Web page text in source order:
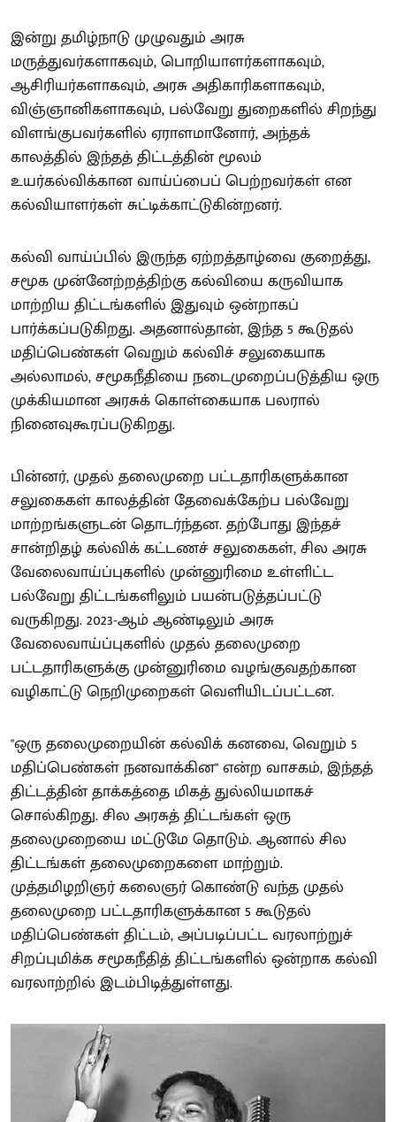
இன்று தமிழ்நாடு முழுவதும் அரசு
மருத்துவர்களாகவும், பொறியாளர்களாகவும்,
ஆசிரியர்களாகவும், அரசு அதிகாரிகளாகவும்,
விஞ்ஞானிகளாகவும், பல்வேறு துறைகளில் சிறந்து
விளங்குபவர்களில் ஏராளமானோர், அந்தக்
காலத்தில் இந்தத் திட்டத்தின் மூலம்
உயர்கல்விக்கான வாய்ப்பைப் பெற்றவர்கள் என
கல்வியாளர்கள் சுட்டிக்காட்டுகின்றனர்.
கல்வி வாய்ப்பில் இருந்த ஏற்றத்தாழ்வை குறைத்து,
சமூக முன்னேற்றத்திற்கு கல்வியை கருவியாக
மாற்றிய திட்டங்களில் இதுவும் ஒன்றாகப்
பார்க்கப்படுகிறது. அதனால்தான், இந்த 5 கூடுதல்
மதிப்பெண்கள் வெறும் கல்விச் சலுகையாக
அல்லாமல், சமூகநீதியை நடைமுறைப்படுத்திய ஒரு
முக்கியமான அரசுக் கொள்கையாக பலரால்
நினைவுகூரப்படுகிறது.
பின்னர், முதல் தலைமுறை பட்டதாரிகளுக்கான
சலுகைகள் காலத்தின் தேவைக்கேற்ப பல்வேறு
மாற்றங்களுடன் தொடர்ந்தன. தற்போது இந்தச்
சான்றிதழ் கல்விக் கட்டணச் சலுகைகள், சில அரசு
வேலைவாய்ப்புகளில் முன்னுரிமை உள்ளிட்ட
பல்வேறு திட்டங்களிலும் பயன்படுத்தப்பட்டு
வருகிறது. 2023-ஆம் ஆண்டிலும் அரசு
வேலைவாய்ப்புகளில் முதல் தலைமுறை
பட்டதாரிகளுக்கு முன்னுரிமை வழங்குவதற்கான
வழிகாட்டு நெறிமுறைகள் வெளியிடப்பட்டன.
"ஒரு தலைமுறையின் கல்விக் கனவை, வெறும் 5
மதிப்பெண்கள் நனவாக்கின" என்ற வாசகம், இந்தத்
திட்டத்தின் தாக்கத்தை மிகத் துல்லியமாகச்
சொல்கிறது. சில அரசுத் திட்டங்கள் ஒரு
தலைமுறையை மட்டுமே தொடும். ஆனால் சில
திட்டங்கள் தலைமுறைகளை மாற்றும்.
முத்தமிழறிஞர் கலைஞர் கொண்டு வந்த முதல்
தலைமுறை பட்டதாரிகளுக்கான 5 கூடுதல்
மதிப்பெண்கள் திட்டம், அப்படிப்பட்ட வரலாற்றுச்
சிறப்புமிக்க சமூகநீதித் திட்டங்களில் ஒன்றாக கல்வி
வரலாற்றில் இடம்பிடித்துள்ளது.